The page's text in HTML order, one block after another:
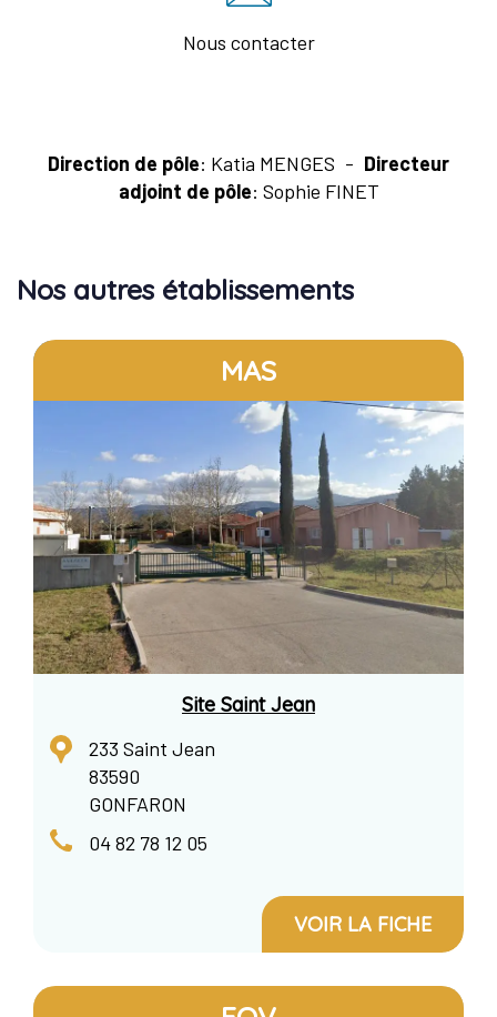
Nous contacter
Direction de pôle: Katia MENGES
Directeur
adjoint de pôle: Sophie FINET
Nos autres établissements
MAS
Site Saint Jean
233 Saint Jean
83590
GONFARON
04 82 78 12 05
VOIR LA FICHE